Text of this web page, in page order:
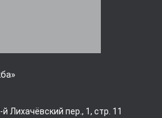
Лихачёвский пер., 1, стр. 11